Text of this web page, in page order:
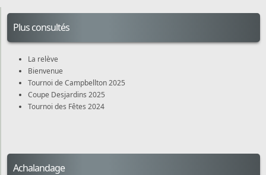
Plus consultés
La relève
Bienvenue
Tournoi de Campbellton 2025
Coupe Desjardins 2025
Tournoi des Fêtes 2024
Achalandage